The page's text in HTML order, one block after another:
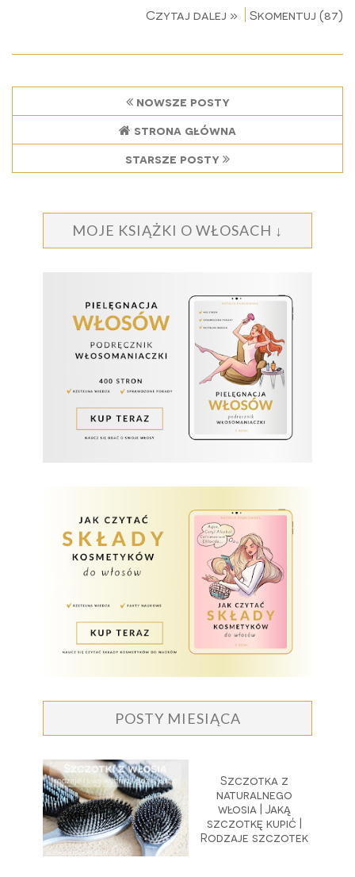
Czytaj dalej » Skomentuj (87)
nowsze posty
strona główna
starsze posty
MOJE KSIĄŻKI O WŁOSACH ↓
POSTY MIESIĄCA
Szczotka z
naturalnego
włosia | Jaką
szczotkę kupić |
Rodzaje szczotek